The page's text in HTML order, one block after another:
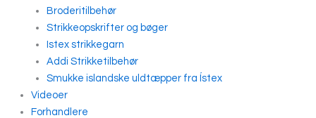
Broderitilbehør
Strikkeopskrifter og bøger
Istex strikkegarn
Addi Strikketilbehør
Smukke islandske uldtæpper fra Ístex
Videoer
Forhandlere